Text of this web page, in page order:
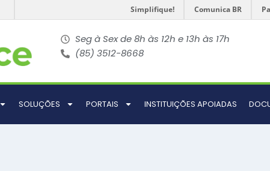
Simplifique! Comunica BR
Seg à Sex de 8h às 12h e 13h às 17h
(85) 3512-8668
SOLUÇÕES PORTAIS INSTITUIÇÕES APOIADAS